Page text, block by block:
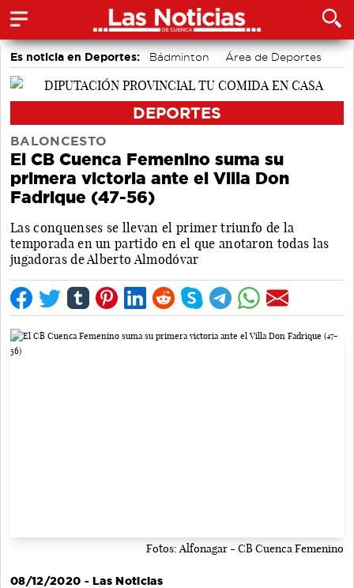
Es noticia en Deportes: Bádminton
Área de Deportes
Fútbol
Piragüismo
DEPORTES
BALONCESTO
El CB Cuenca Femenino suma su
primera victoria ante el Villa Don
Fadrique (47-56)
Las conquenses se llevan el primer triunfo de la
temporada en un partido en el que anotaron todas las
jugadoras de Alberto Almodóvar
Fotos: Alfonagar - CB Cuenca Femenino
08/12/2020 - Las Noticias